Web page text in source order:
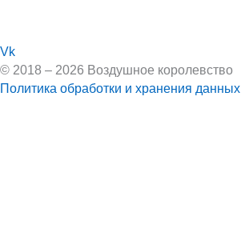
Vk
© 2018 – 2026 Воздушное королевство
Политика обработки и хранения данных